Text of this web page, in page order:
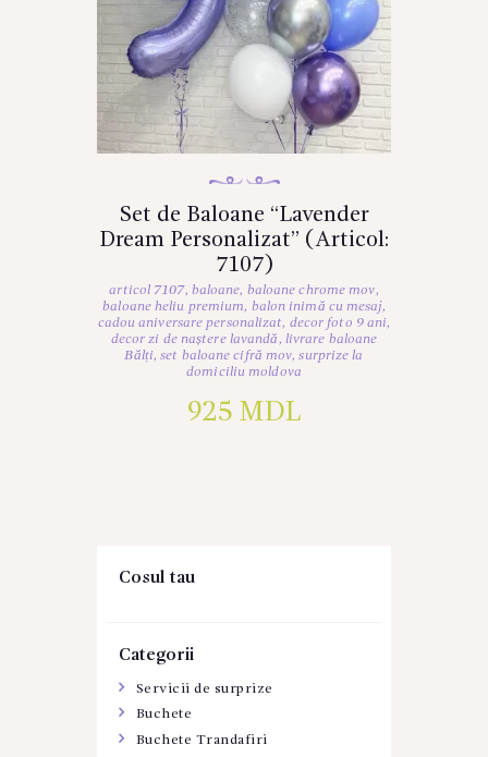
Set de Baloane “Lavender
Dream Personalizat” (Articol:
7107)
articol 7107, baloane, baloane chrome mov,
baloane heliu premium, balon inimă cu mesaj,
cadou aniversare personalizat, decor foto 9 ani,
decor zi de naștere lavandă, livrare baloane
Bălți,set baloane cifră mov,surprize la
domiciliu moldova
925 MDL
Cosul tau
Categorii
Servicii de surprize
Buchete
Buchete Trandafiri